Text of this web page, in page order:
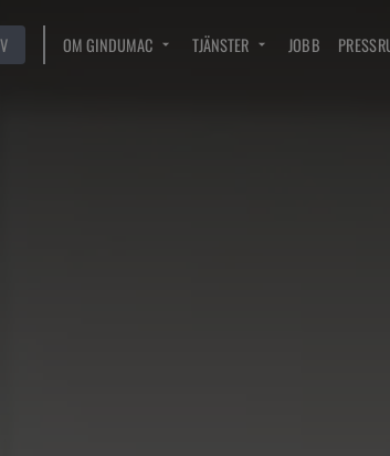
OM GINDUMAC TJÄNSTER JOBB